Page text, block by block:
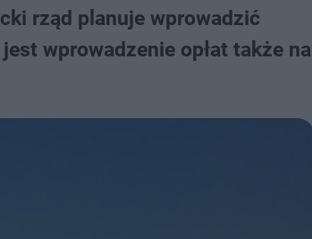
rząd planuje wprowadzić
wprowadzenie opłat także na